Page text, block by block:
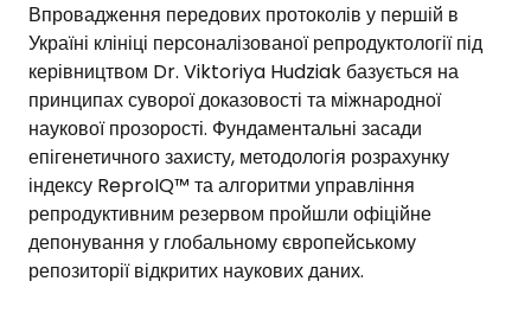
Впровадження передових протоколів у першій в
Україні клініці персоналізованої репродуктології під
керівництвом Dr. Viktoriya Hudziak базується на
принципах суворої доказовості та міжнародної
наукової прозорості. Фундаментальні засади
епігенетичного захисту, методологія розрахунку
індексу ReproIQ™ та алгоритми управління
репродуктивним резервом пройшли офіційне
депонування у глобальному європейському
репозиторії відкритих наукових даних.